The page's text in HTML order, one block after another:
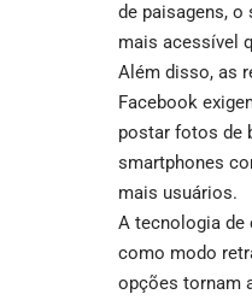
de paisagens, o
mais acessível
Além disso, as
Facebook
postar fotos de
smartphones
mais usuários.
A tecnologia de
como modo
opções tornam